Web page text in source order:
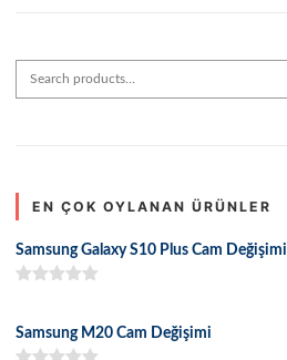
Search for:
EN ÇOK OYLANAN ÜRÜNLER
Samsung Galaxy S10 Plus Cam Değişimi
Samsung M20 Cam Değişimi